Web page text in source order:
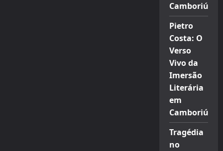
Camboriú
Pietro
Costa: O
Verso
Vivo da
Imersão
Literária
em
Camboriú
Tragédia
no